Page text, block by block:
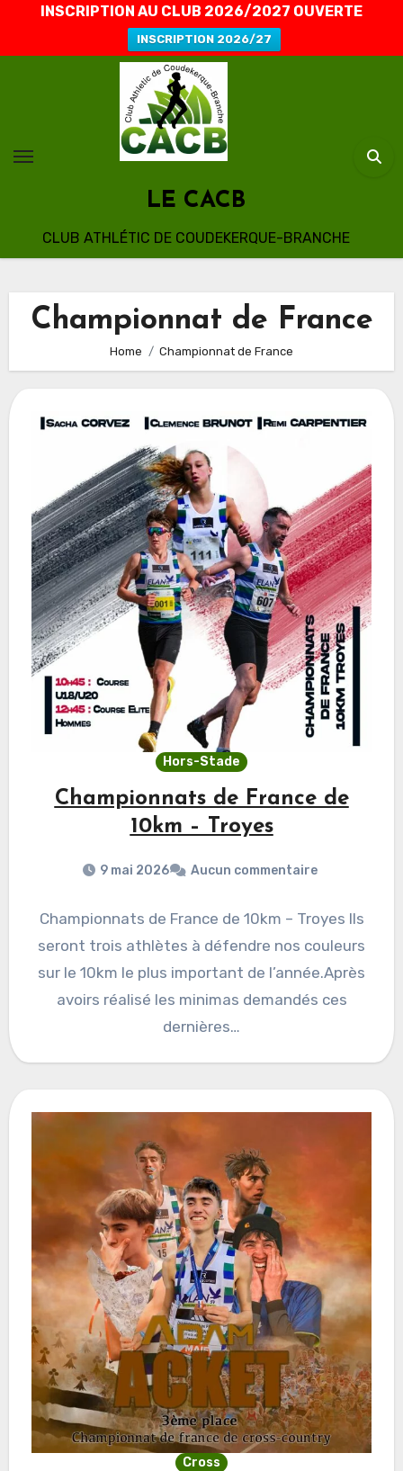
INSCRIPTION AU CLUB 2026/2027 OUVERTE
INSCRIPTION 2026/27
LE CACB
CLUB ATHLÉTIC DE COUDEKERQUE-BRANCHE
Championnat de France
Home Championnat de France
Hors-Stade
Championnats de France de
10km – Troyes
9 mai 2026 Aucun commentaire
Championnats de France de 10km – Troyes Ils
seront trois athlètes à défendre nos couleurs
sur le 10km le plus important de l’année.Après
avoirs réalisé les minimas demandés ces
dernières…
Cross